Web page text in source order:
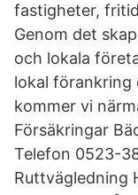
fastigheter,
Genom det
och lokala
lokal förankring
kommer vi
Försäkringar
Telefon 0523-
Ruttvägledning